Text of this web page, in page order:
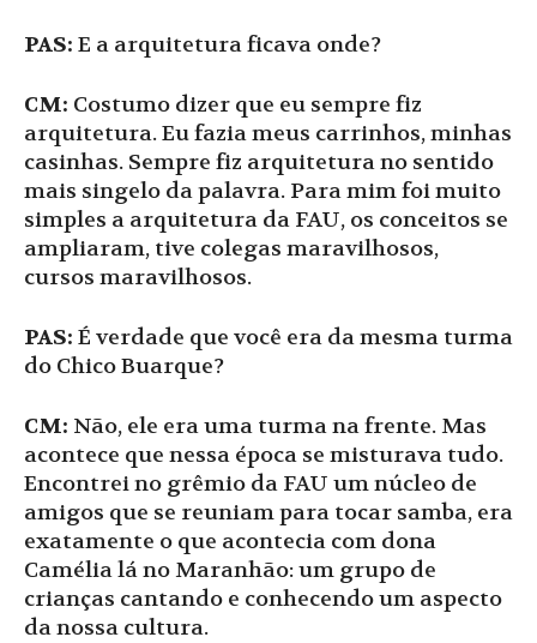
PAS: E a arquitetura ficava onde?
CM: Costumo dizer que eu sempre fiz
arquitetura. Eu fazia meus carrinhos, minhas
casinhas. Sempre fiz arquitetura no sentido
mais singelo da palavra. Para mim foi muito
simples a arquitetura da FAU, os conceitos se
ampliaram, tive colegas maravilhosos,
cursos maravilhosos.
PAS: É verdade que você era da mesma turma
do Chico Buarque?
CM: Não, ele era uma turma na frente. Mas
acontece que nessa época se misturava tudo.
Encontrei no grêmio da FAU um núcleo de
amigos que se reuniam para tocar samba, era
exatamente o que acontecia com dona
Camélia lá no Maranhão: um grupo de
crianças cantando e conhecendo um aspecto
da nossa cultura.